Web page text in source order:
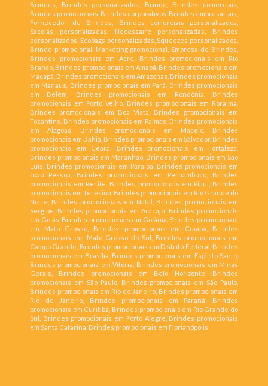
Brindes, Brindes personalizados, Brinde, Brindes comerciais,
Brindes promocionais, Brindes corporativos, Brindes empresariais,
Fornecedor de Brindes, Brindes comerciais personalizados,
Sacolas personalizadas, Necessaire personalizadas, Brindes
personalizados, Ecobags personalizadas, Squeezes personalizados,
Brinde promocional, Marketing promocional, Empresa de Brindes,
Brindes promocionais em Acre, Brindes promocionais em Rio
Branco, Brindes promocionais em Amapá, Brindes promocionais em
Macapá, Brindes promocionais em Amazonas, Brindes promocionais
em Manaus, Brindes promocionais em Pará, Brindes promocionais
em Belém, Brindes promocionais em Rondônia, Brindes
promocionais em Porto Velho, Brindes promocionais em Roraima,
Brindes promocionais em Boa Vista, Brindes promocionais em
Tocantins, Brindes promocionais em Palmas, Brindes promocionais
em Alagoas, Brindes promocionais em Maceió, Brindes
promocionais em Bahia, Brindes promocionais em Salvador, Brindes
promocionais em Ceará, Brindes promocionais em Fortaleza,
Brindes promocionais em Maranhão, Brindes promocionais em São
Luís, Brindes promocionais em Paraíba, Brindes promocionais em
João Pessoa, Brindes promocionais em Pernambuco, Brindes
promocionais em Recife, Brindes promocionais em Piauí, Brindes
promocionais em Teresina, Brindes promocionais em Rio Grande do
Norte, Brindes promocionais em Natal, Brindes promocionais em
Sergipe, Brindes promocionais em Aracaju, Brindes promocionais
em Goiás, Brindes promocionais em Goiânia, Brindes promocionais
em Mato Grosso, Brindes promocionais em Cuiabá, Brindes
promocionais em Mato Grosso do Sul, Brindes promocionais em
Campo Grande, Brindes promocionais em Distrito Federal, Brindes
promocionais em Brasília, Brindes promocionais em Espírito Santo,
Brindes promocionais em Vitória, Brindes promocionais em Minas
Gerais, Brindes promocionais em Belo Horizonte, Brindes
promocionais em São Paulo, Brindes promocionais em São Paulo,
Brindes promocionais em Rio de Janeiro, Brindes promocionais em
Rio de Janeiro, Brindes promocionais em Paraná, Brindes
promocionais em Curitiba, Brindes promocionais em Rio Grande do
Sul, Brindes promocionais em Porto Alegre, Brindes promocionais
em Santa Catarina, Brindes promocionais em Florianópolis